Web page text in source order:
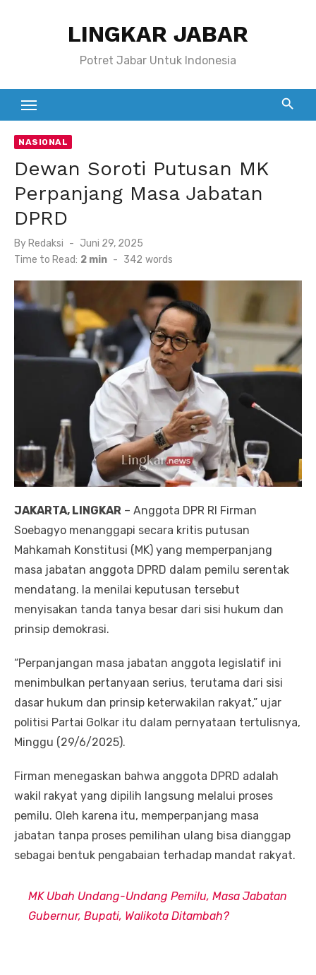
LINGKAR JABAR
Potret Jabar Untuk Indonesia
NASIONAL
Dewan Soroti Putusan MK
Perpanjang Masa Jabatan
DPRD
By Redaksi
Posted
on
Juni 29, 2025
Time to Read: 2 min - 342 words
JAKARTA, LINGKAR – Anggota DPR RI Firman
Soebagyo menanggapi secara kritis putusan
Mahkamah Konstitusi (MK) yang memperpanjang
masa jabatan anggota DPRD dalam pemilu serentak
mendatang. Ia menilai keputusan tersebut
menyisakan tanda tanya besar dari sisi hukum dan
prinsip demokrasi.
“Perpanjangan masa jabatan anggota legislatif ini
menimbulkan pertanyaan serius, terutama dari sisi
dasar hukum dan prinsip keterwakilan rakyat,” ujar
politisi Partai Golkar itu dalam pernyataan tertulisnya,
Minggu (29/6/2025).
Firman menegaskan bahwa anggota DPRD adalah
wakil rakyat yang dipilih langsung melalui proses
pemilu. Oleh karena itu, memperpanjang masa
jabatan tanpa proses pemilihan ulang bisa dianggap
sebagai bentuk pengabaian terhadap mandat rakyat.
MK Ubah Undang-Undang Pemilu, Masa Jabatan
Gubernur, Bupati, Walikota Ditambah?